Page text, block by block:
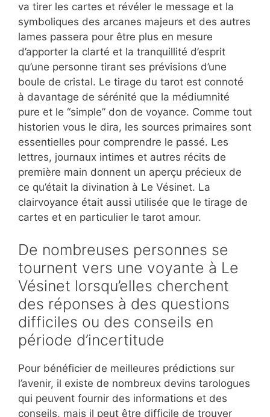
va tirer les cartes et révéler le message et la
symboliques des arcanes majeurs et des autres
lames passera pour être plus en mesure
d’apporter la clarté et la tranquillité d’esprit
qu’une personne tirant ses prévisions d’une
boule de cristal. Le tirage du tarot est connoté
à davantage de sérénité que la médiumnité
pure et le “simple” don de voyance. Comme tout
historien vous le dira, les sources primaires sont
essentielles pour comprendre le passé. Les
lettres, journaux intimes et autres récits de
première main donnent un aperçu précieux de
ce qu’était la divination à Le Vésinet. La
clairvoyance était aussi utilisée que le tirage de
cartes et en particulier le tarot amour.
De nombreuses personnes se
tournent vers une voyante à Le
Vésinet lorsqu’elles cherchent
des réponses à des questions
difficiles ou des conseils en
période d’incertitude
Pour bénéficier de meilleures prédictions sur
l’avenir, il existe de nombreux devins tarologues
qui peuvent fournir des informations et des
conseils, mais il peut être difficile de trouver